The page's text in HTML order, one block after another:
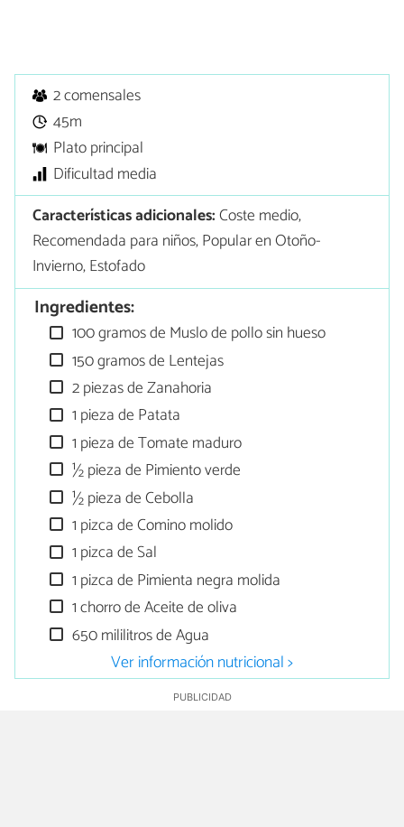
2 comensales
45m
Plato principal
Dificultad media
Características adicionales:Coste medio,
Recomendada para niños, Popular en Otoño-
Invierno, Estofado
Ingredientes:
100 gramos de Muslo de pollo sin hueso
150 gramos de Lentejas
2 piezas de Zanahoria
1 pieza de Patata
1 pieza de Tomate maduro
½ pieza de Pimiento verde
½ pieza de Cebolla
1 pizca de Comino molido
1 pizca de Sal
1 pizca de Pimienta negra molida
1 chorro de Aceite de oliva
650 mililitros de Agua
Ver información nutricional >